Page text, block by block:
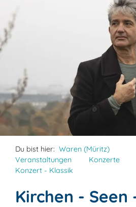
Du bist hier: Waren (Müritz)
Veranstaltungen
Konzerte
Konzert - Klassik
Kirchen - Seen